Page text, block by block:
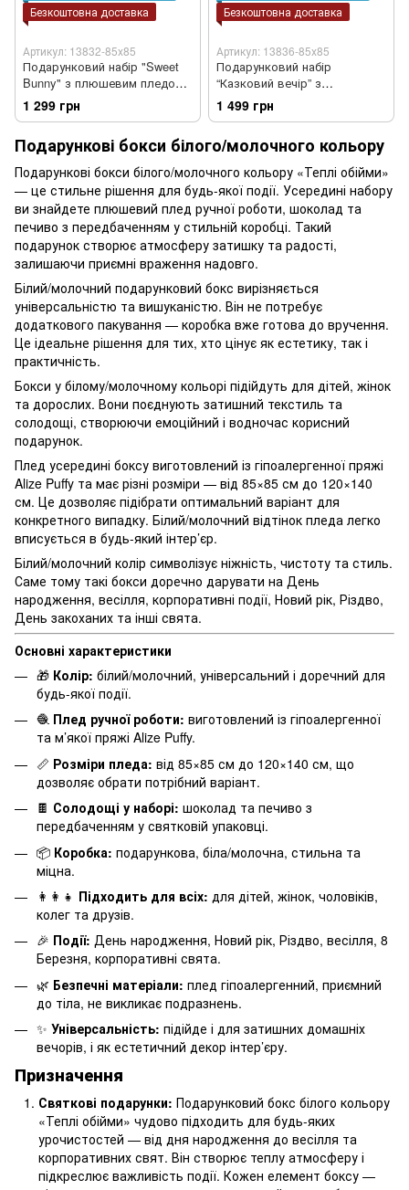
Безкоштовна доставка
Артикул: 13832-85х85
Подарунковий набір "Sweet
Bunny" з плюшевим пледом
ручної роботи візерунок
Плетінка та білим зайчиком-
колір
1 299 грн
Безкоштовна доставка
Артикул: 13836-85х85
Подарунковий набір
“Казковий вечір” з
плюшевим Пледом ручної
роботи візерунок Плетіння
шоколадом
1 499 грн
Подарункові бокси білого/молочного кольору
Подарункові бокси білого/молочного кольору «Теплі обійми»
— це стильне рішення для будь-якої події. Усередині набору
ви знайдете плюшевий плед ручної роботи, шоколад та
печиво з передбаченням у стильній коробці. Такий
подарунок створює атмосферу затишку та радості,
залишаючи приємні враження надовго.
Білий/молочний подарунковий бокс вирізняється
універсальністю та вишуканістю. Він не потребує
додаткового пакування — коробка вже готова до вручення.
Це ідеальне рішення для тих, хто цінує як естетику, так і
практичність.
Бокси у білому/молочному кольорі підійдуть для дітей, жінок
та дорослих. Вони поєднують затишний текстиль та
солодощі, створюючи емоційний і водночас корисний
подарунок.
Плед усередині боксу виготовлений із гіпоалергенної пряжі
Alize Puffy та має різні розміри — від 85×85 см до 120×140
см. Це дозволяє підібрати оптимальний варіант для
конкретного випадку. Білий/молочний відтінок пледа легко
вписується в будь-який інтер’єр.
Білий/молочний колір символізує ніжність, чистоту та стиль.
Саме тому такі бокси доречно дарувати на День
народження, весілля, корпоративні події, Новий рік, Різдво,
День закоханих та інші свята.
Основні характеристики
🎁 Колір: білий/молочний, універсальний і доречний для
будь-якої події.
🧶 Плед ручної роботи: виготовлений із гіпоалергенної
та м’якої пряжі Alize Puffy.
📏 Розміри пледа: від 85×85 см до 120×140 см, що
дозволяє обрати потрібний варіант.
🍫 Солодощі у наборі: шоколад та печиво з
передбаченням у святковій упаковці.
📦 Коробка: подарункова, біла/молочна, стильна та
міцна.
👩‍👩‍👧 Підходить для всіх: для дітей, жінок, чоловіків,
колег та друзів.
🎉 Події: День народження, Новий рік, Різдво, весілля, 8
Березня, корпоративні свята.
🌿 Безпечні матеріали: плед гіпоалергенний, приємний
до тіла, не викликає подразнень.
✨ Універсальність: підійде і для затишних домашніх
вечорів, і як естетичний декор інтер’єру.
Призначення
Святкові подарунки: Подарунковий бокс білого кольору
«Теплі обійми» чудово підходить для будь-яких
урочистостей — від дня народження до весілля та
корпоративних свят. Він створює теплу атмосферу і
підкреслює важливість події. Кожен елемент боксу —